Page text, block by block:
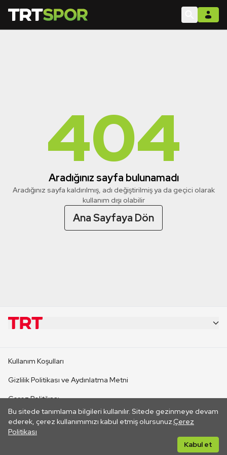
404
Aradığınız sayfa bulunamadı
Aradığınız sayfa kaldırılmış, adı değiştirilmiş ya da geçici olarak
kullanım dışı olabilir
Ana Sayfaya Dön
Bu sitede tanımlama bilgileri kullanılır. Sitede gezinmeye devam
ederek, çerez kullanımımızı kabul etmiş olursunuz.Çerez
Politikası
Kabul et
CANLI YAYINLAR
Kullanım Koşulları
Gizlilik Politikası ve Aydınlatma Metni
Çerez Politikası
İletişim
Her hakkı saklıdır. ©2026 TRT. Bağlantı yoluyla gidilen dış